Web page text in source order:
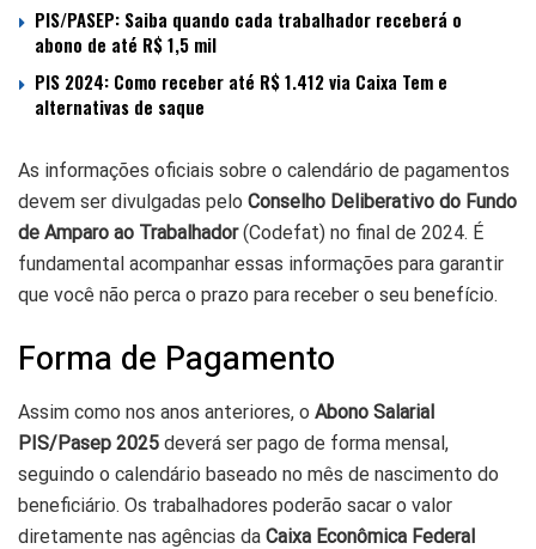
PIS/PASEP: Saiba quando cada trabalhador receberá o
abono de até R$ 1,5 mil
PIS 2024: Como receber até R$ 1.412 via Caixa Tem e
alternativas de saque
As informações oficiais sobre o calendário de pagamentos
devem ser divulgadas pelo Conselho Deliberativo do Fundo
de Amparo ao Trabalhador(Codefat) no final de 2024. É
fundamental acompanhar essas informações para garantir
que você não perca o prazo para receber o seu benefício.
Forma de Pagamento
Assim como nos anos anteriores, o Abono Salarial
PIS/Pasep 2025 deverá ser pago de forma mensal,
seguindo o calendário baseado no mês de nascimento do
beneficiário. Os trabalhadores poderão sacar o valor
diretamente nas agências da Caixa Econômica Federal